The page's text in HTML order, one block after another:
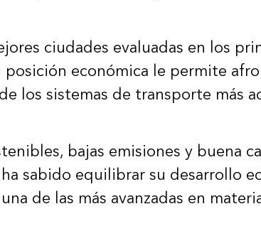
ciudades evaluadas en los
posición económica le permite
los sistemas de transporte más
bajas emisiones y buena
sabido equilibrar su desarrollo
de las más avanzadas en